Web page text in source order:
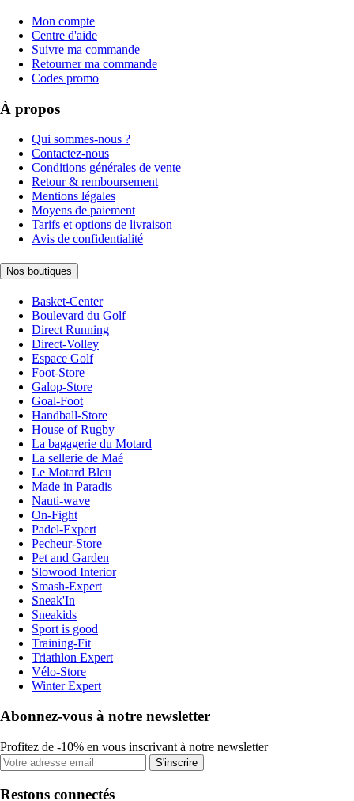
Mon compte
Centre d'aide
Suivre ma commande
Retourner ma commande
Codes promo
À propos
Qui sommes-nous ?
Contactez-nous
Conditions générales de vente
Retour & remboursement
Mentions légales
Moyens de paiement
Tarifs et options de livraison
Avis de confidentialité
Nos boutiques
Basket-Center
Boulevard du Golf
Direct Running
Direct-Volley
Espace Golf
Foot-Store
Galop-Store
Goal-Foot
Handball-Store
House of Rugby
La bagagerie du Motard
La sellerie de Maé
Le Motard Bleu
Made in Paradis
Nauti-wave
On-Fight
Padel-Expert
Pecheur-Store
Pet and Garden
Slowood Interior
Smash-Expert
Sneak'In
Sneakids
Sport is good
Training-Fit
Triathlon Expert
Vélo-Store
Winter Expert
Abonnez-vous à notre newsletter
Profitez de -10% en vous inscrivant à notre newsletter
S'inscrire
Restons connectés